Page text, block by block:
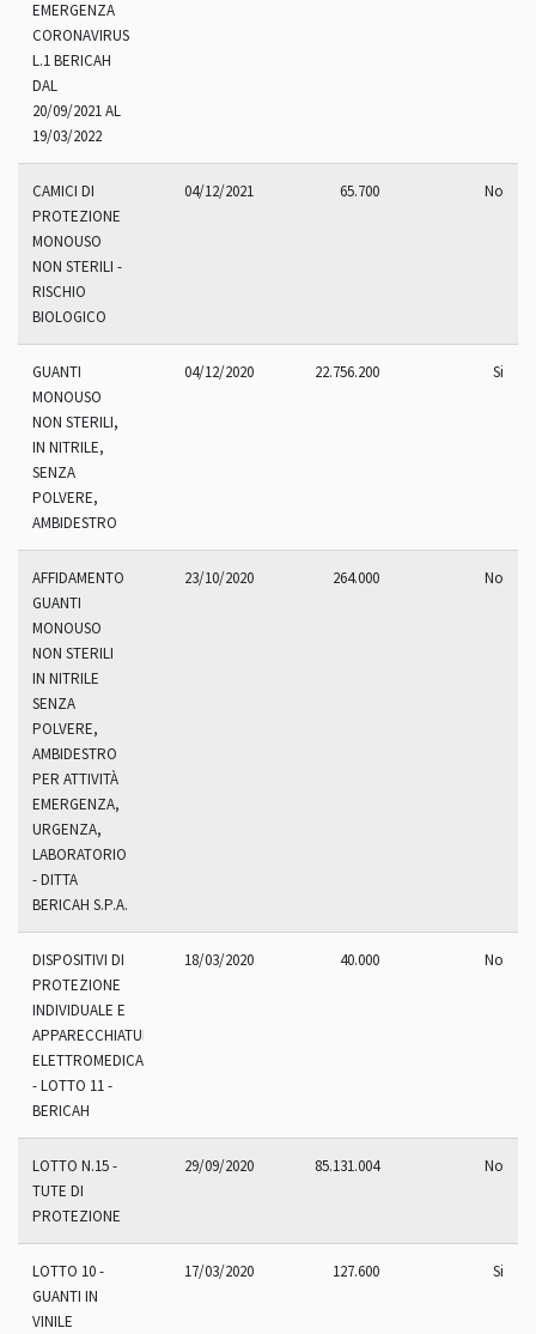
EMERGENZA
CORONAVIRUS
L.1 BERICAH
DAL
20/09/2021 AL
19/03/2022
CAMICI DI
PROTEZIONE
MONOUSO
NON STERILI -
RISCHIO
BIOLOGICO
04/12/2021 65.700 No
GUANTI
MONOUSO
NON STERILI,
IN NITRILE,
SENZA
POLVERE,
AMBIDESTRO
04/12/2020 22.756.200 Si
AFFIDAMENTO
GUANTI
MONOUSO
NON STERILI
IN NITRILE
SENZA
POLVERE,
AMBIDESTRO
PER ATTIVITÀ
EMERGENZA,
URGENZA,
LABORATORIO
- DITTA
BERICAH S.P.A.
23/10/2020 264.000 No
DISPOSITIVI DI
PROTEZIONE
INDIVIDUALE E
APPARECCHIATURE
ELETTROMEDICALI
- LOTTO 11 -
BERICAH
18/03/2020 40.000 No
LOTTO N.15 -
TUTE DI
PROTEZIONE
29/09/2020 85.131.004 No
LOTTO 10 -
GUANTI IN
VINILE
17/03/2020 127.600 Si